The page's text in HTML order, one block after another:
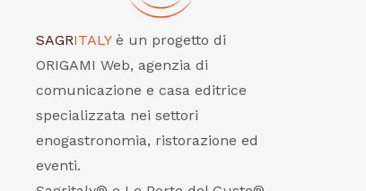
SAGRITALY è un progetto di
ORIGAMI Web, agenzia di
comunicazione e casa editrice
specializzata nei settori
enogastronomia, ristorazione ed
eventi.